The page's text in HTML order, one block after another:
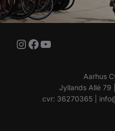
Instagram
Facebook
YouTube
Aarhus
Jyllands Allé 79
cvr: 36270365 |